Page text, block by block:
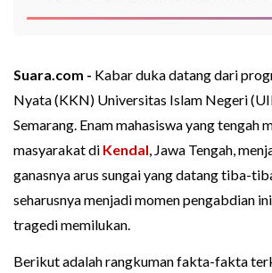
Suara.com - Kabar duka datang dari
Nyata (KKN) Universitas Islam Negeri
Semarang. Enam mahasiswa yang tengah
masyarakat di Kendal, Jawa Tengah,
ganasnya arus sungai yang datang tiba-
seharusnya menjadi momen pengabdian
tragedi memilukan.
Berikut adalah rangkuman fakta-fakta